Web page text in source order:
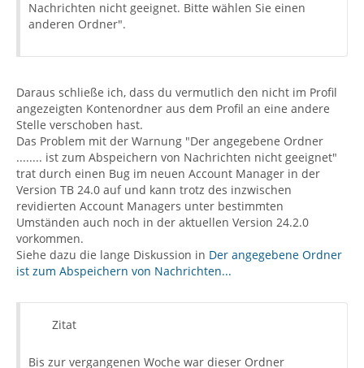
Nachrichten nicht geeignet. Bitte wählen Sie einen
anderen Ordner".
Daraus schließe ich, dass du vermutlich den nicht im Profil
angezeigten Kontenordner aus dem Profil an eine andere
Stelle verschoben hast.
Das Problem mit der Warnung "Der angegebene Ordner
........ ist zum Abspeichern von Nachrichten nicht geeignet"
trat durch einen Bug im neuen Account Manager in der
Version TB 24.0 auf und kann trotz des inzwischen
revidierten Account Managers unter bestimmten
Umständen auch noch in der aktuellen Version 24.2.0
vorkommen.
Siehe dazu die lange Diskussion in Der angegebene Ordner
ist zum Abspeichern von Nachrichten...
Zitat
Bis zur vergangenen Woche war dieser Ordner